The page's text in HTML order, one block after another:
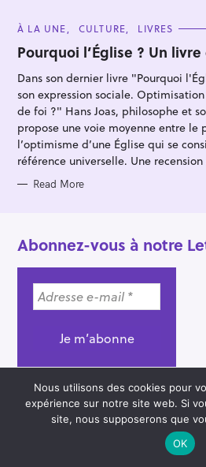
C
T
E
O
I
E
S
À LA UNE CULTURE LIVRES
Pourquoi l’Église ? Un livre
Dans son dernier livre "Pourquoi
son expression sociale.
de foi ?" Hans Joas, philosophe et
propose une voie moyenne entre le
l’optimisme d’une Église qui se
référence universelle. Une
Read More
Abonnez-vous à notre
Pour nous contacter
Nous utilisons des cookies pour
expérience sur notre site web. Si
site, nous supposerons que
OK